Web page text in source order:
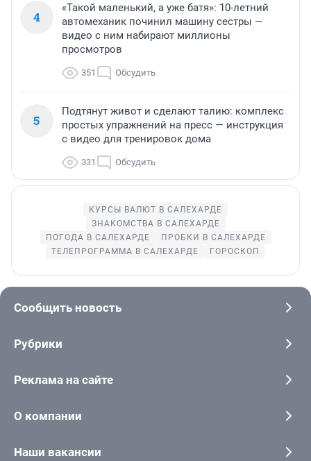
4
«Такой маленький, а уже батя»: 10-летний
автомеханик починил машину сестры —
видео с ним набирают миллионы
просмотров
351 Обсудить
5
Подтянут живот и сделают талию: комплекс
простых упражнений на пресс — инструкция
с видео для тренировок дома
331 Обсудить
КУРСЫ ВАЛЮТ В САЛЕХАРДЕ
ЗНАКОМСТВА В САЛЕХАРДЕ
ПОГОДА В САЛЕХАРДЕ
ПРОБКИ В САЛЕХАРДЕ
ТЕЛЕПРОГРАММА В САЛЕХАРДЕ
ГОРОСКОП
Сообщить новость
Рубрики
Реклама на сайте
О компании
Наши вакансии